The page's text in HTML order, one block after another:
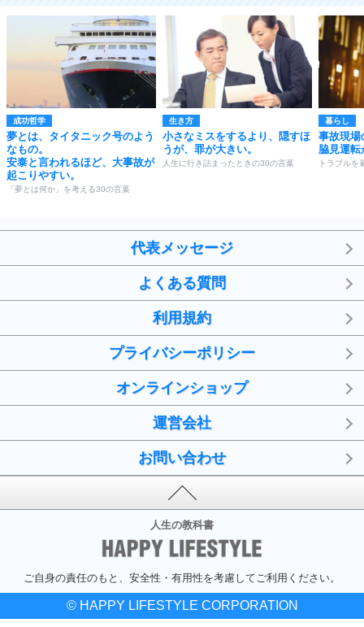
成功哲学
夢とは、タイタニック号のよう
なもの。
安泰と言われるほど、大事故が
起こりやすい。
「夢とは何か」を考える30の言葉
生き方
小さなミスをするより、隠すほ
うが、罪が大きい。
人生に行き詰まったときの30の言葉
暮らし
事故現場
脇見運転
トラブルを
代表メッセージ
よくある質問
利用規約
プライバシーポリシー
オンラインショップ
運営会社
お問い合わせ
人生の教科書
ご自身の責任のもと、安全性・有用性を考慮してご利用ください。
© HAPPY LIFESTYLE CORPORATION